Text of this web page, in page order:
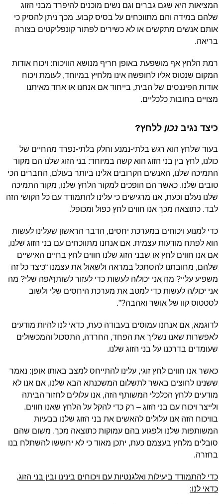
המציאות היא שגם גברים וגם נשים מוכנים להיפרד מבני הזוג
שלהם במידה והם מתווכחים על בסיס קבוע. מכך ניתן להסיק כי
אותם אנשים מתקשים או לא כשירים לפתור קונפליקטים בצורה
בריאה.
רמת הלחץ אף מושפעת באופן חריף מנושא הוויכוח: ויכוח אודות
המקום שנטוס אליו לחופשה אינו מלחיץ במיוחד, לעומת ויכוח
אודות הפיננסים של הבית, בייחוד אם אנחנו או אחד מאיתנו
מצויים בחובות כלכליים.
כיצד נגיב נכון ללחץ?
בעוד שלחץ הוא רגש בלתי-נמנע וחלק בלתי-נפרד מהחיים של
כולנו, לחץ בין בני הזוג הוא קשה במיוחד: בני הזוג שלנו הם מקור
התמיכה שלנו, האנשים הקרובים אלינו ביותר בעולם, החברים הכי
טובים שלנו. כאשר הם הופכים למקור הלחץ שלנו, מקור התמיכה
שלנו נעלם וכעת, אנו מרגישים כי עלינו להתמודד עם כל הקושי הזה
לבד. כתוצאה מכך אנו חווים לחץ כפול ומכופל.
כדי למנוע ויכוחים במערכת יחסים, הדבר הראשון שעלינו לעשות
הוא לפתח מודעות עצמית. אם אנחנו מתווכחים עם בני הזוג שלנו,
אם אנו חווים לחץ או שבני הזוג שלנו חווים לחץ בחיים האישיים
שלהם, מחובתנו להסתכל במראה ולשאול את עצמנו “כיצד כל זה
משפיע עליי? מה אני יכול/ה לעשות כדי לעזור לשותף/פה שלי? מה
אני יכול/ה לעשות כדי למטב את מערכת היחסים שלי ולשוב
לסטטוס קוו של אושר ואהבה?”.
לדוגמא, אם אנחנו עמוסים בעבודה כעת, כדאי לנו להיות מודעים
לאפשרות שאנו נשליך את הפחד, החרדה, התסכול והמכשולים
שעומדים בדרכנו על בני הזוג שלנו.
כאשר אנו חווים לחץ זוגי, עלינו להתייחס למצב באותו אופן: נאמר
ששנינו לחוצים באשר לתשלום המשכנתא הבא שלנו, אם אנו לא
מודעים ללחץ הכלכלי המשותף הזה, אנו עלולים לחזור הביתה
ולייצר ויכוח עם בני הזוג – רק כדי להקל על הלחץ שאנו חווים.
בוויכוח הזה אנו עלולים להאשים את בני הזוג שלנו בבעיות
המשותפות שלנו ולפגוע בהם עמוקות כתוצאה מכך. משום שהם
סובלים מלחץ בעצמם כעת, יתכן מאוד כי לא יחששו להשתלח בנו
בחזרה.
כדי להתמודד ביעילות ואלגנטיות עם ויכוחים בינינו ובין בני הזוג,
כדאי לנו: